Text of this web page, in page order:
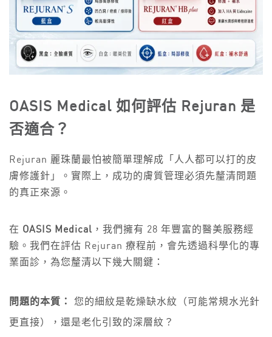
OASIS Medical 如何評估 Rejuran 是
否適合？
Rejuran 麗珠蘭最怕被簡單理解成「人人都可以打的皮
膚修護針」。實際上，成功的膚質管理必須先釐清問題
的真正來源。
在 OASIS Medical ，我們擁有 28 年豐富的醫美服務經
驗。我們在評估 Rejuran 療程前，會先透過科學化的專
業面診，為您釐清以下幾大關鍵：
問題的本質：
您的細紋是乾燥缺水紋（可能常規水光針
更直接），還是老化引致的深層紋？